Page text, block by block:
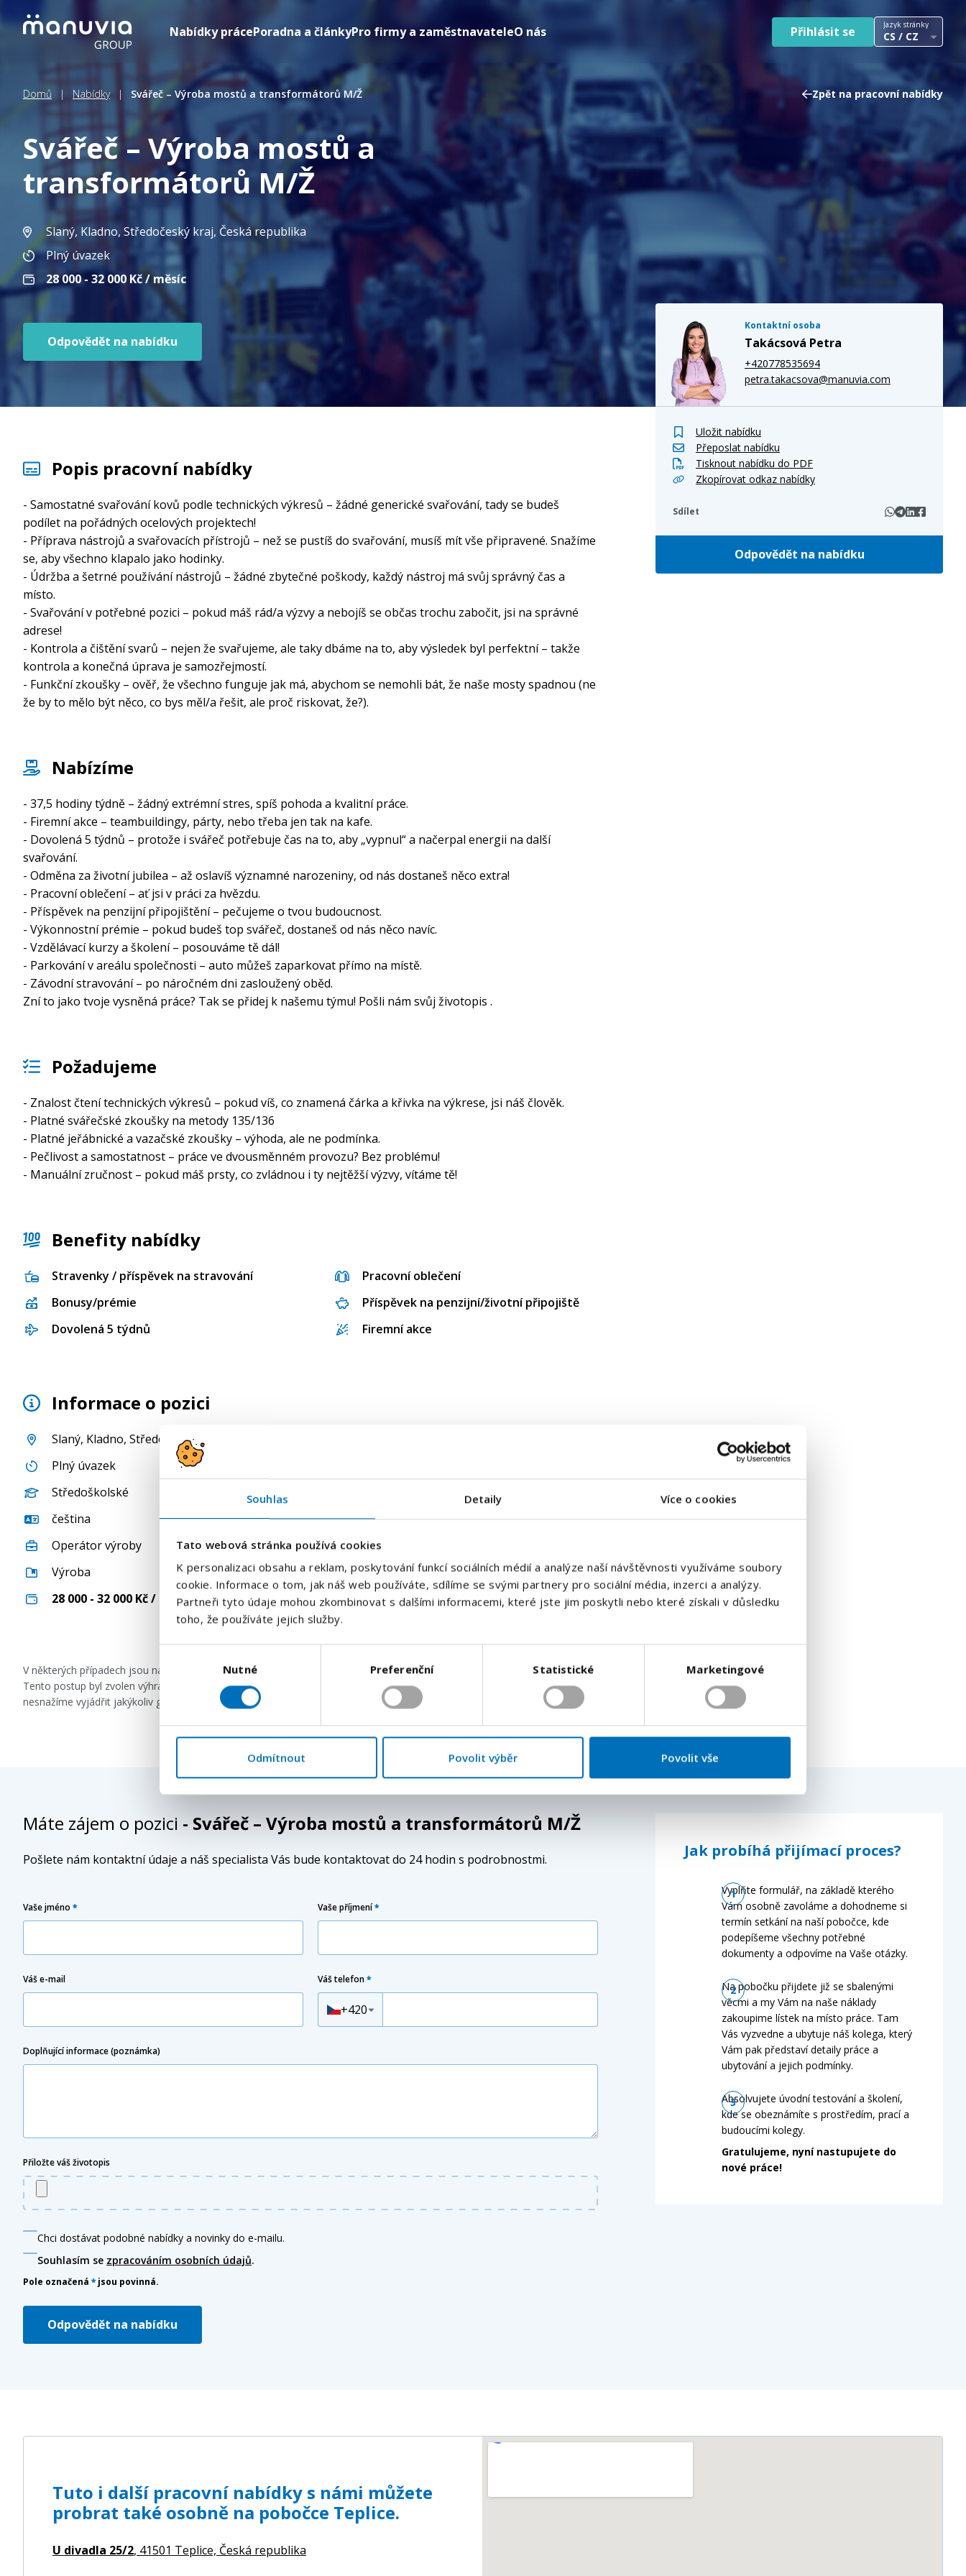
Souhlas Detaily Více o cookies
Tato webová stránka používá cookies
K personalizaci obsahu a reklam, poskytování funkcí sociálních médií a analýze naší návštěvnosti využíváme soubory
cookie. Informace o tom, jak náš web používáte, sdílíme se svými partnery pro sociální média, inzerci a analýzy.
Partneři tyto údaje mohou zkombinovat s dalšími informacemi, které jste jim poskytli nebo které získali v důsledku
toho, že používáte jejich služby.
souhlasu
Nutné Preferenční Statistické Marketingové
Odmítnout Povolit výběr Povolit vše
na
Nabídky prácePoradna a článkyPro firmy a zaměstnavateleO nás Přihlásit se Jazyk stránky
CS / CZ
Zpět na pracovní nabídky
Domů | Nabídky | Svářeč – Výroba mostů a transformátorů M/Ž
Svářeč – Výroba mostů a
transformátorů M/Ž
Slaný, Kladno, Středočeský kraj, Česká republika
Plný úvazek
28 000 - 32 000 Kč / měsíc
Odpovědět na nabídku
Kontaktní osoba
Takácsová Petra
+420778535694
petra.takacsova@manuvia.com
Uložit nabídku
Přeposlat nabídku
Tisknout nabídku do PDF
Zkopírovat odkaz nabídky
Sdílet
Odpovědět na nabídku
Popis pracovní nabídky
- Samostatné svařování kovů podle technických výkresů – žádné generické svařování, tady se budeš
podílet na pořádných ocelových projektech!
- Příprava nástrojů a svařovacích přístrojů – než se pustíš do svařování, musíš mít vše připravené. Snažíme
se, aby všechno klapalo jako hodinky.
- Údržba a šetrné používání nástrojů – žádné zbytečné poškody, každý nástroj má svůj správný čas a
místo.
- Svařování v potřebné pozici – pokud máš rád/a výzvy a nebojíš se občas trochu zabočit, jsi na správné
adrese!
- Kontrola a čištění svarů – nejen že svařujeme, ale taky dbáme na to, aby výsledek byl perfektní – takže
kontrola a konečná úprava je samozřejmostí.
- Funkční zkoušky – ověř, že všechno funguje jak má, abychom se nemohli bát, že naše mosty spadnou (ne
že by to mělo být něco, co bys měl/a řešit, ale proč riskovat, že?).
Nabízíme
- 37,5 hodiny týdně – žádný extrémní stres, spíš pohoda a kvalitní práce.
- Firemní akce – teambuildingy, párty, nebo třeba jen tak na kafe.
- Dovolená 5 týdnů – protože i svářeč potřebuje čas na to, aby „vypnul“ a načerpal energii na další
svařování.
- Odměna za životní jubilea – až oslavíš významné narozeniny, od nás dostaneš něco extra!
- Pracovní oblečení – ať jsi v práci za hvězdu.
- Příspěvek na penzijní připojištění – pečujeme o tvou budoucnost.
- Výkonnostní prémie – pokud budeš top svářeč, dostaneš od nás něco navíc.
- Vzdělávací kurzy a školení – posouváme tě dál!
- Parkování v areálu společnosti – auto můžeš zaparkovat přímo na místě.
- Závodní stravování – po náročném dni zasloužený oběd.
Zní to jako tvoje vysněná práce? Tak se přidej k našemu týmu! Pošli nám svůj životopis .
Požadujeme
- Znalost čtení technických výkresů – pokud víš, co znamená čárka a křivka na výkrese, jsi náš člověk.
- Platné svářečské zkoušky na metody 135/136
- Platné jeřábnické a vazačské zkoušky – výhoda, ale ne podmínka.
- Pečlivost a samostatnost – práce ve dvousměnném provozu? Bez problému!
- Manuální zručnost – pokud máš prsty, co zvládnou i ty nejtěžší výzvy, vítáme tě!
Benefity nabídky
Stravenky / příspěvek na stravování
Bonusy/prémie
Dovolená 5 týdnů
Pracovní oblečení
Příspěvek na penzijní/životní připojiště
Firemní akce
Informace o pozici
Slaný, Kladno, Středočeský kraj
Plný úvazek
Středoškolské
čeština
Operátor výroby
Výroba
28 000 - 32 000 Kč / měsíc
V některých případech jsou naše inzeráty formulovány s použitím buď ženského nebo mužského rodového tvaru.
Tento postup byl zvolen výhradně za účelem zachování co největší srozumitelnosti textu. Tímto způsobem se nijak
nesnažíme vyjádřit jakýkoliv genderový předsudek či diskriminaci vůči zájemcům a zájemkyním o volná pracovní místa.
Máte zájem o pozici - Svářeč – Výroba mostů a transformátorů M/Ž
Pošlete nám kontaktní údaje a náš specialista Vás bude kontaktovat do 24 hodin s podrobnostmi.
Vaše jméno * Vaše příjmení*
Váš e-mail Váš telefon*
+420
Doplňující informace (poznámka)
Přiložte váš životopis
Chci dostávat podobné nabídky a novinky do e-mailu.
Souhlasím se zpracováním osobních údajů.
Pole označená * jsou povinná.
Odpovědět na nabídku
Jak probíhá přijímací proces?
Vyplňte formulář, na základě kterého
Vám osobně zavoláme a dohodneme si
termín setkání na naší pobočce, kde
podepíšeme všechny potřebné
dokumenty a odpovíme na Vaše otázky.
Na pobočku přijdete již se sbalenými
věcmi a my Vám na naše náklady
zakoupime lístek na místo práce. Tam
Vás vyzvedne a ubytuje náš kolega, který
Vám pak představí detaily práce a
ubytování a jejich podmínky.
Absolvujete úvodní testování a školení,
kde se obeznámíte s prostředím, prací a
budoucími kolegy.
Gratulujeme, nyní nastupujete do
nové práce!
Tuto i další pracovní nabídky s námi můžete
probrat také osobně na pobočce Teplice.
U divadla 25/2, 41501 Teplice, Česká republika
+420
Odesláním souhlasíte sezpracováním osobních údajů.
Odeslat